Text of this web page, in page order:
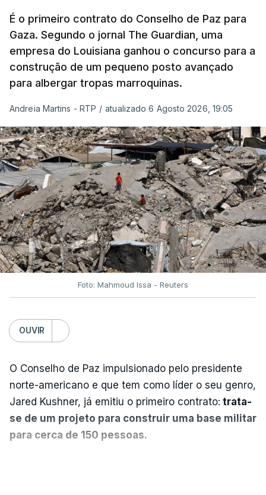
É o primeiro contrato do Conselho de Paz para
Gaza. Segundo o jornal The Guardian, uma
empresa do Louisiana ganhou o concurso para a
construção de um pequeno posto avançado
para albergar tropas marroquinas.
Andreia Martins - RTP / atualizado 6 Agosto 2026, 19:05
Foto: Mahmoud Issa - Reuters
OUVIR
O Conselho de Paz impulsionado pelo presidente
norte-americano e que tem como líder o seu genro,
Jared Kushner, já emitiu o primeiro contrato: trata-
se de um projeto para construir uma base militar
para cerca de 150 pessoas.